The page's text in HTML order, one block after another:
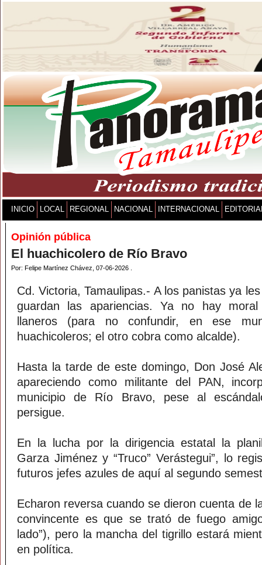
INICIO LOCAL REGIONAL NACIONAL INTERNACIONAL
Opinión pública
El huachicolero de Río Bravo
Por: Felipe Martínez Chávez, 07-06-2026 .
Cd. Victoria, Tamaulipas.- A los panistas ya
guardan las apariencias. Ya no hay
llaneros (para no confundir, en ese
huachicoleros; el otro cobra como alcalde).
Hasta la tarde de este domingo, Don José
apareciendo como militante del PAN,
municipio de Río Bravo, pese al
persigue.
En la lucha por la dirigencia estatal la
Garza Jiménez y “Truco” Verástegui”, lo
futuros jefes azules de aquí al segundo
Echaron reversa cuando se dieron cuenta de
convincente es que se trató de fuego
lado”), pero la mancha del tigrillo estará
en política.